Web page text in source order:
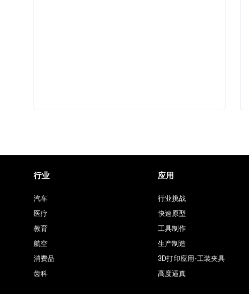
行业
汽车
医疗
教育
航空
消费品
齿科
应用
行业挑战
快速原型
工具制作
生产制造
3D打印应用-工装夹具
高度逼真